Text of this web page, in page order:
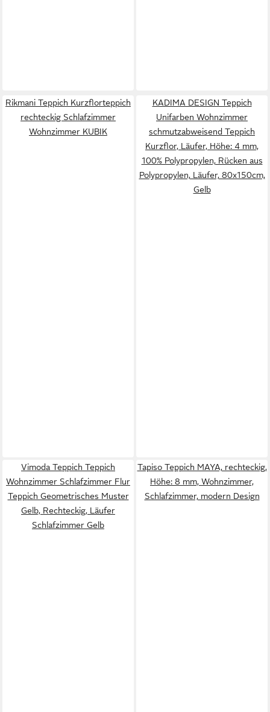
Rikmani Teppich Kurzflorteppich
rechteckig Schlafzimmer
Wohnzimmer KUBIK
KADIMA DESIGN Teppich
Unifarben Wohnzimmer
schmutzabweisend Teppich
Kurzflor, Läufer, Höhe: 4 mm,
100% Polypropylen, Rücken aus
Polypropylen, Läufer, 80x150cm,
Gelb
Vimoda Teppich Teppich
Wohnzimmer Schlafzimmer Flur
Teppich Geometrisches Muster
Gelb, Rechteckig, Läufer
Schlafzimmer Gelb
Tapiso Teppich MAYA, rechteckig,
Höhe: 8 mm, Wohnzimmer,
Schlafzimmer, modern Design